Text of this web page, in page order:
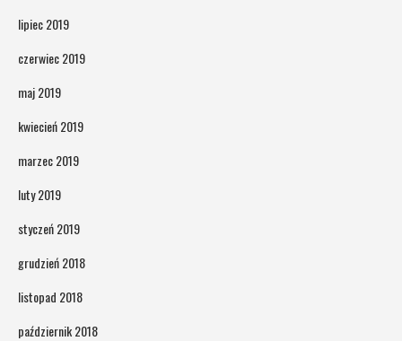
lipiec 2019
czerwiec 2019
maj 2019
kwiecień 2019
marzec 2019
luty 2019
styczeń 2019
grudzień 2018
listopad 2018
październik 2018